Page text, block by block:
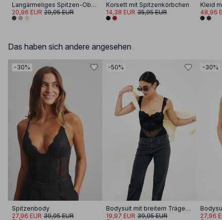
Langärmeliges Spitzen-Oberteil
20,96 EUR 29,95 EUR
Korsett mit Spitzenkörbchen
14,38 EUR 35,95 EUR 48,96
Das haben sich andere angesehen
-30%
Spitzenbody
27,96 EUR 39,95 EUR
-50%
Bodysuit mit breitem Träger und Spitzen-Cup
19,97 EUR 39,95 EUR
-30%
27,96